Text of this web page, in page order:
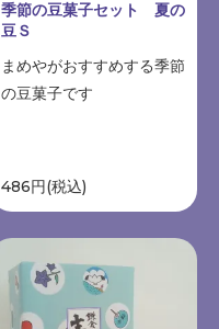
季節の豆菓子セット 夏の
豆Ｓ
まめやがおすすめする季節
の豆菓子です
486円(税込)